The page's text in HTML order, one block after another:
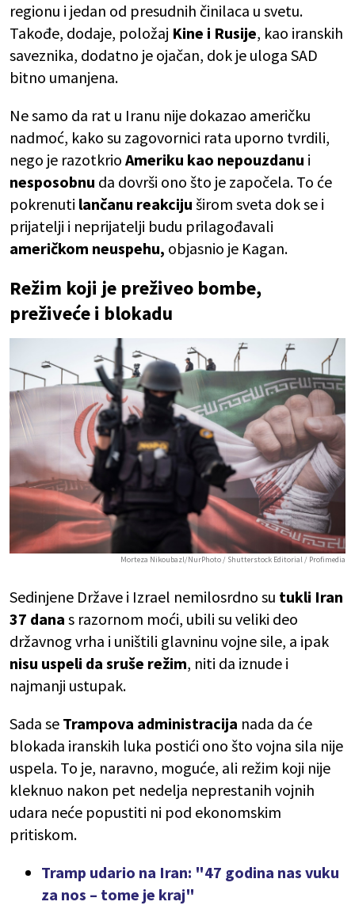
regionu i jedan od presudnih činilaca u svetu.
Takođe, dodaje, položaj Kine i Rusije, kao iranskih
saveznika, dodatno je ojačan, dok je uloga SAD
bitno umanjena.
Ne samo da rat u Iranu nije dokazao američku
nadmoć, kako su zagovornici rata uporno tvrdili,
nego je razotkrio Ameriku kao nepouzdanu i
nesposobnu da dovrši ono što je započela. To će
pokrenuti lančanu reakciju širom sveta dok se i
prijatelji i neprijatelji budu prilagođavali
američkom neuspehu, objasnio je Kagan.
Režim koji je preživeo bombe,
preživeće i blokadu
Morteza Nikoubazl/NurPhoto / Shutterstock Editorial / Profimedia
Sedinjene Države i Izrael nemilosrdno su tukli Iran
37 dana s razornom moći, ubili su veliki deo
državnog vrha i uništili glavninu vojne sile, a ipak
nisu uspeli da sruše režim, niti da iznude i
najmanji ustupak.
Sada se Trampova administracija nada da će
blokada iranskih luka postići ono što vojna sila nije
uspela. To je, naravno, moguće, ali režim koji nije
kleknuo nakon pet nedelja neprestanih vojnih
udara neće popustiti ni pod ekonomskim
pritiskom.
Tramp udario na Iran: "47 godina nas vuku
za nos – tome je kraj"